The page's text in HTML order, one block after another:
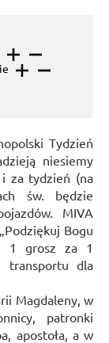
Tydzień
niesiemy
i za tydzień (na
św. będzie
MIVA
Bogu
1 grosz za 1
transportu dla
Magdaleny, w
patronki
apostoła, a w